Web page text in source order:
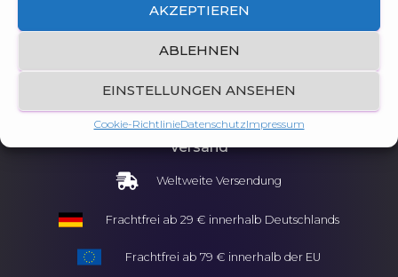
AKZEPTIEREN
ABLEHNEN
EINSTELLUNGEN ANSEHEN
Cookie-RichtlinieDatenschutzImpressum
Versand
Weltweite Versendung
Frachtfrei ab 29 € innerhalb Deutschlands
Frachtfrei ab 79 € innerhalb der EU